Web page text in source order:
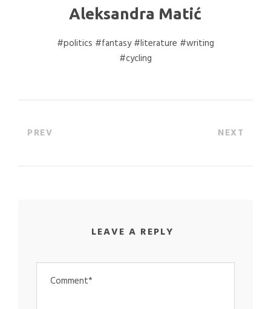
Aleksandra Matić
#politics #fantasy #literature #writing
#cycling
PREV NEXT
LEAVE A REPLY